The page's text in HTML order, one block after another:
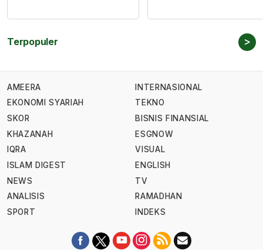
Terpopuler >
AMEERA
EKONOMI SYARIAH
SKOR
KHAZANAH
IQRA
ISLAM DIGEST
NEWS
ANALISIS
SPORT
INTERNASIONAL
TEKNO
BISNIS FINANSIAL
ESGNOW
VISUAL
ENGLISH
TV
RAMADHAN
INDEKS